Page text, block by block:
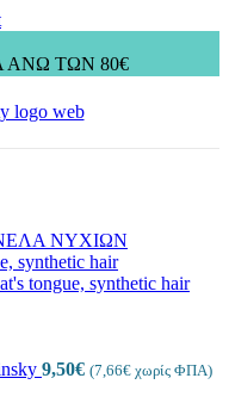
ΤΩΝ 80€
ΝΥΧΙΩΝ
tongue, synthetic hair
9,50€ (7,66€ χωρίς ΦΠΑ)